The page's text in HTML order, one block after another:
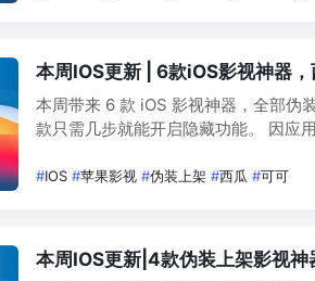
本周IOS更新 | 6款iOS影视神器
本周带来 6 款 iOS 影视神器，全部伪
款只需几步就能开启隐藏功能。 因应
效，解锁成…
#IOS #苹果影视 #伪装上架 #西瓜 #可可
本周IOS更新|4款伪装上架影视